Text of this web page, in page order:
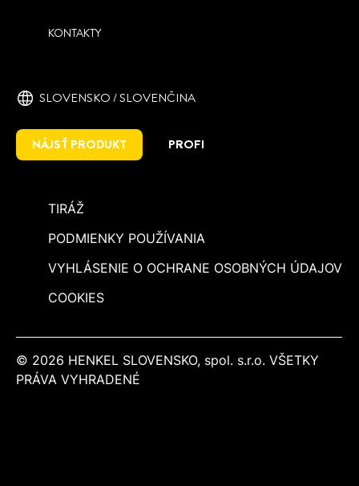
KONTAKTY
SLOVENSKO / SLOVENČINA
NÁJSŤ PRODUKT PROFI
TIRÁŽ
PODMIENKY POUŽÍVANIA
VYHLÁSENIE O OCHRANE OSOBNÝCH ÚDAJOV
COOKIES
© 2026 HENKEL SLOVENSKO, spol. s.r.o. VŠETKY
PRÁVA VYHRADENÉ